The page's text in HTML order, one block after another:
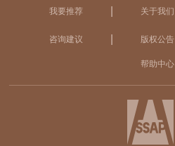
我要推荐 关于我们
咨询建议 版权公告
帮助中心